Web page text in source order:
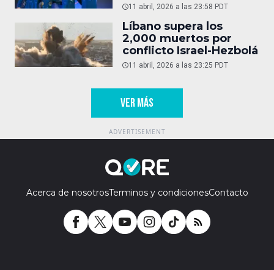
11 abril, 2026 a las 23:58 PDT
Líbano supera los
2,000 muertos por
conflicto Israel-Hezbolá
11 abril, 2026 a las 23:25 PDT
VER MÁS
Acerca de nosotrosTerminos y condicionesContacto